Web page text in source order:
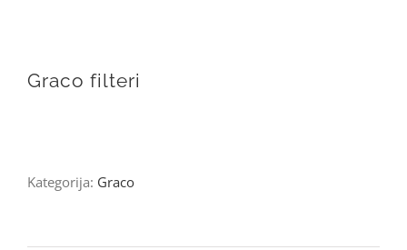
Graco filteri
Kategorija: Graco